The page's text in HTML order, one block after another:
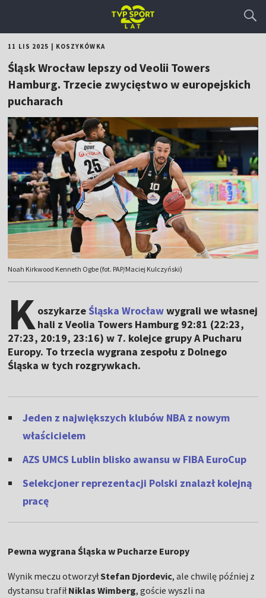
11 LIS 2025 KOSZYKÓWKA
Śląsk Wrocław lepszy od Veolii Towers
Hamburg. Trzecie zwycięstwo w europejskich
pucharach
Noah Kirkwood Kenneth Ogbe (fot. PAP/Maciej Kulczyński)
Koszykarze Śląska Wrocławwygrali we własnej
hali z Veolia Towers Hamburg 92:81 (22:23,
27:23, 20:19, 23:16) w 7. kolejce grupy A Pucharu
Europy. To trzecia wygrana zespołu z Dolnego
Śląska w tych rozgrywkach.
Jeden z największych klubów NBA z nowym
właścicielem
AZS UMCS Lublin blisko awansu w FIBA EuroCup
Selekcjoner reprezentacji Polski znalazł kolejną
pracę
Pewna wygrana Śląska w Pucharze Europy
Wynik meczu otworzyłStefan Djordevic, ale chwilę później z
dystansu trafiłNiklas Wimberg, goście wyszli na